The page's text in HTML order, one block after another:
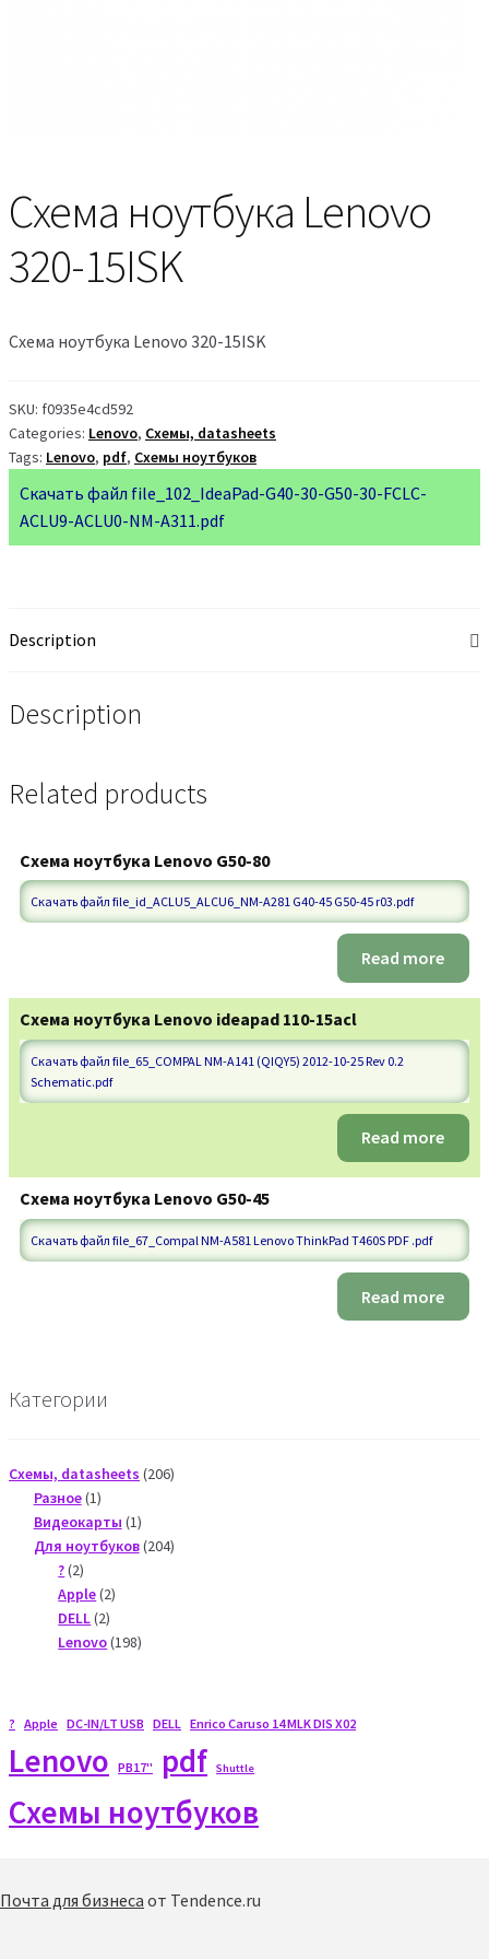
Схема ноутбука Lenovo
320-15ISK
Схема ноутбука Lenovo 320-15ISK
SKU: f0935e4cd592
Categories: Lenovo, Схемы, datasheets
Tags: Lenovo, pdf, Схемы ноутбуков
Скачать файл file_102_IdeaPad-G40-30-G50-30-FCLC-
ACLU9-ACLU0-NM-A311.pdf
Description
Description
Related products
Схема ноутбука Lenovo G50-80
Скачать файл file_id_ACLU5_ALCU6_NM-A281 G40-45 G50-45 r03.pdf
Read more
Схема ноутбука Lenovo ideapad 110-15acl
Скачать файл file_65_COMPAL NM-A141 (QIQY5) 2012-10-25 Rev 0.2
Schematic.pdf
Read more
Схема ноутбука Lenovo G50-45
Скачать файл file_67_Compal NM-A581 Lenovo ThinkPad T460S PDF .pdf
Read more
Категории
Схемы, datasheets 206206
Разное 11
product
Видеокарты 11
product
Для ноутбуков 204204
? 22
products
Apple 22
DELL 22
products
Lenovo 198198
? Apple DC-IN/LT USB DELL Enrico Caruso 14 MLK DIS X02
Lenovo PB17" pdf Shuttle
Схемы ноутбуков
Почта для бизнеса от Tendence.ru